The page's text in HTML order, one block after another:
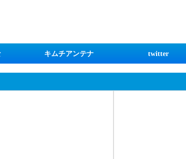
キムチアンテナ twitter